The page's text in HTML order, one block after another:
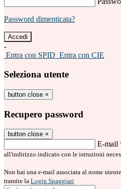
Password dimenticata?
-
Entra con SPID Entra con CIE
Seleziona utente
button close ×
Recupero password
button close ×
E-mail
all'indirizzo indicato con le istruzioni
Non hai una e-mail associata al nome
tramite la Login Spaggiari